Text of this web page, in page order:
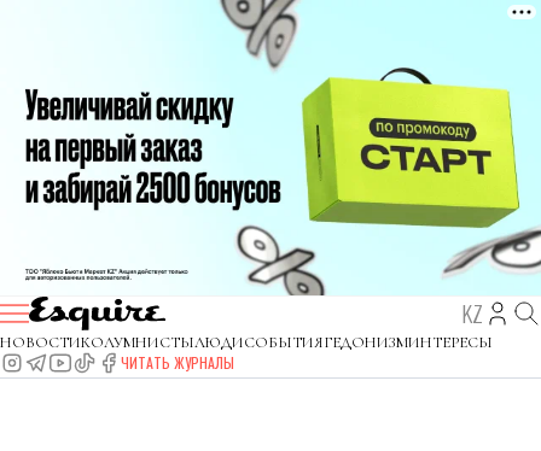
KZ
НОВОСТИКОЛУМНИСТЫЛЮДИСОБЫТИЯГЕДОНИЗМИНТЕРЕСЫ
ЧИТАТЬ ЖУРНАЛЫ